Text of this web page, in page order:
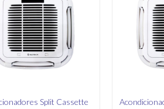
Split Cassette